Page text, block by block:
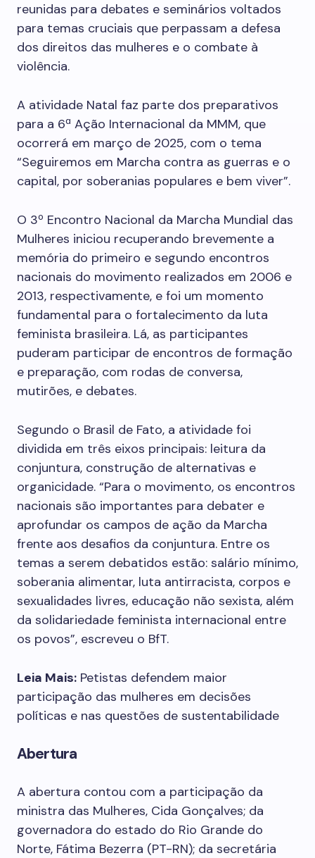
reunidas para debates e seminários voltados
para temas cruciais que perpassam a defesa
dos direitos das mulheres e o combate à
violência.
A atividade Natal faz parte dos preparativos
para a 6ª Ação Internacional da MMM, que
ocorrerá em março de 2025, com o tema
“Seguiremos em Marcha contra as guerras e o
capital, por soberanias populares e bem viver”.
O 3º Encontro Nacional da Marcha Mundial das
Mulheres iniciou recuperando brevemente a
memória do primeiro e segundo encontros
nacionais do movimento realizados em 2006 e
2013, respectivamente, e foi um momento
fundamental para o fortalecimento da luta
feminista brasileira. Lá, as participantes
puderam participar de encontros de formação
e preparação, com rodas de conversa,
mutirões, e debates.
Segundo o Brasil de Fato, a atividade foi
dividida em três eixos principais: leitura da
conjuntura, construção de alternativas e
organicidade. “Para o movimento, os encontros
nacionais são importantes para debater e
aprofundar os campos de ação da Marcha
frente aos desafios da conjuntura. Entre os
temas a serem debatidos estão: salário mínimo,
soberania alimentar, luta antirracista, corpos e
sexualidades livres, educação não sexista, além
da solidariedade feminista internacional entre
os povos”, escreveu o BfT.
Leia Mais: Petistas defendem maior
participação das mulheres em decisões
políticas e nas questões de sustentabilidade
Abertura
A abertura contou com a participação da
ministra das Mulheres, Cida Gonçalves; da
governadora do estado do Rio Grande do
Norte, Fátima Bezerra (PT-RN); da secretária